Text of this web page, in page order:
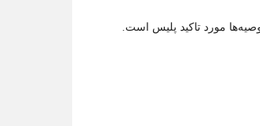
مورد تاکید پلیس است.